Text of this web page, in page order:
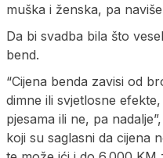
muška i ženska, pa
Da bi svadba bila što
bend.
“Cijena benda zavisi od
dimne ili svjetlosne
pjesama ili ne, pa
koji su saglasni da cijena